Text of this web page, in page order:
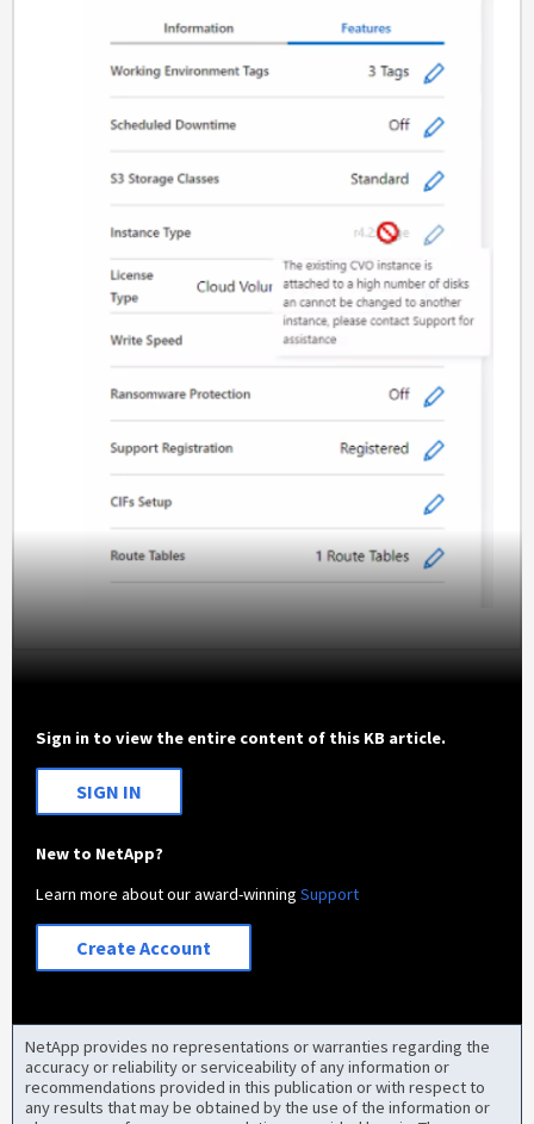
Sign in to view the entire content of this KB article.
SIGN IN
New to NetApp?
Learn more about our award-winningSupport
Create Account
NetApp provides no representations or warranties regarding the
accuracy or reliability or serviceability of any information or
recommendations provided in this publication or with respect to
any results that may be obtained by the use of the information or